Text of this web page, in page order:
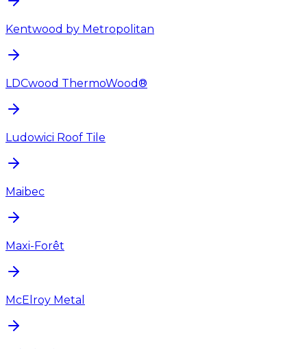
Kentwood by Metropolitan
LDCwood ThermoWood®
Ludowici Roof Tile
Maibec
Maxi-Forêt
McElroy Metal